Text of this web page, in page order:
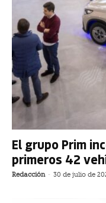
El grupo Prim
primeros 42
Redacción - 30 de julio de